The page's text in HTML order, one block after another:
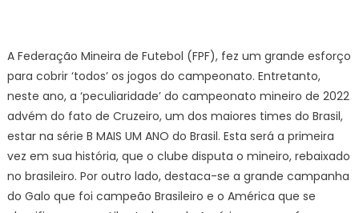
A Federação Mineira de Futebol (FPF), fez um grande esforço
para cobrir ‘todos’ os jogos do campeonato. Entretanto,
neste ano, a ‘peculiaridade’ do campeonato mineiro de 2022
advém do fato de Cruzeiro, um dos maiores times do Brasil,
estar na série B MAIS UM ANO do Brasil. Esta será a primeira
vez em sua história, que o clube disputa o mineiro, rebaixado
no brasileiro. Por outro lado, destaca-se a grande campanha
do Galo que foi campeão Brasileiro e o América que se